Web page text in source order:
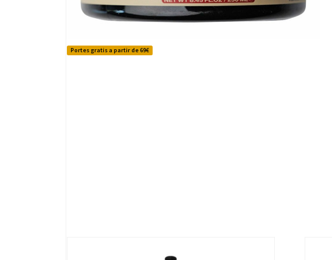
Portes gratis a partir de 69€